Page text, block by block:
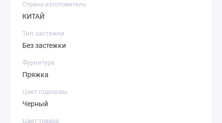
Страна изготовитель
КИТАЙ
Тип застежки
Без застежки
Фурнитура
Пряжка
Цвет подошвы
Черный
Цвет товара